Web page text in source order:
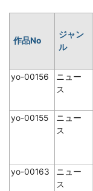
作品No
ジャン
ル
yo-00156
ニュー
ス
yo-00155
ニュー
ス
yo-00163
ニュー
ス